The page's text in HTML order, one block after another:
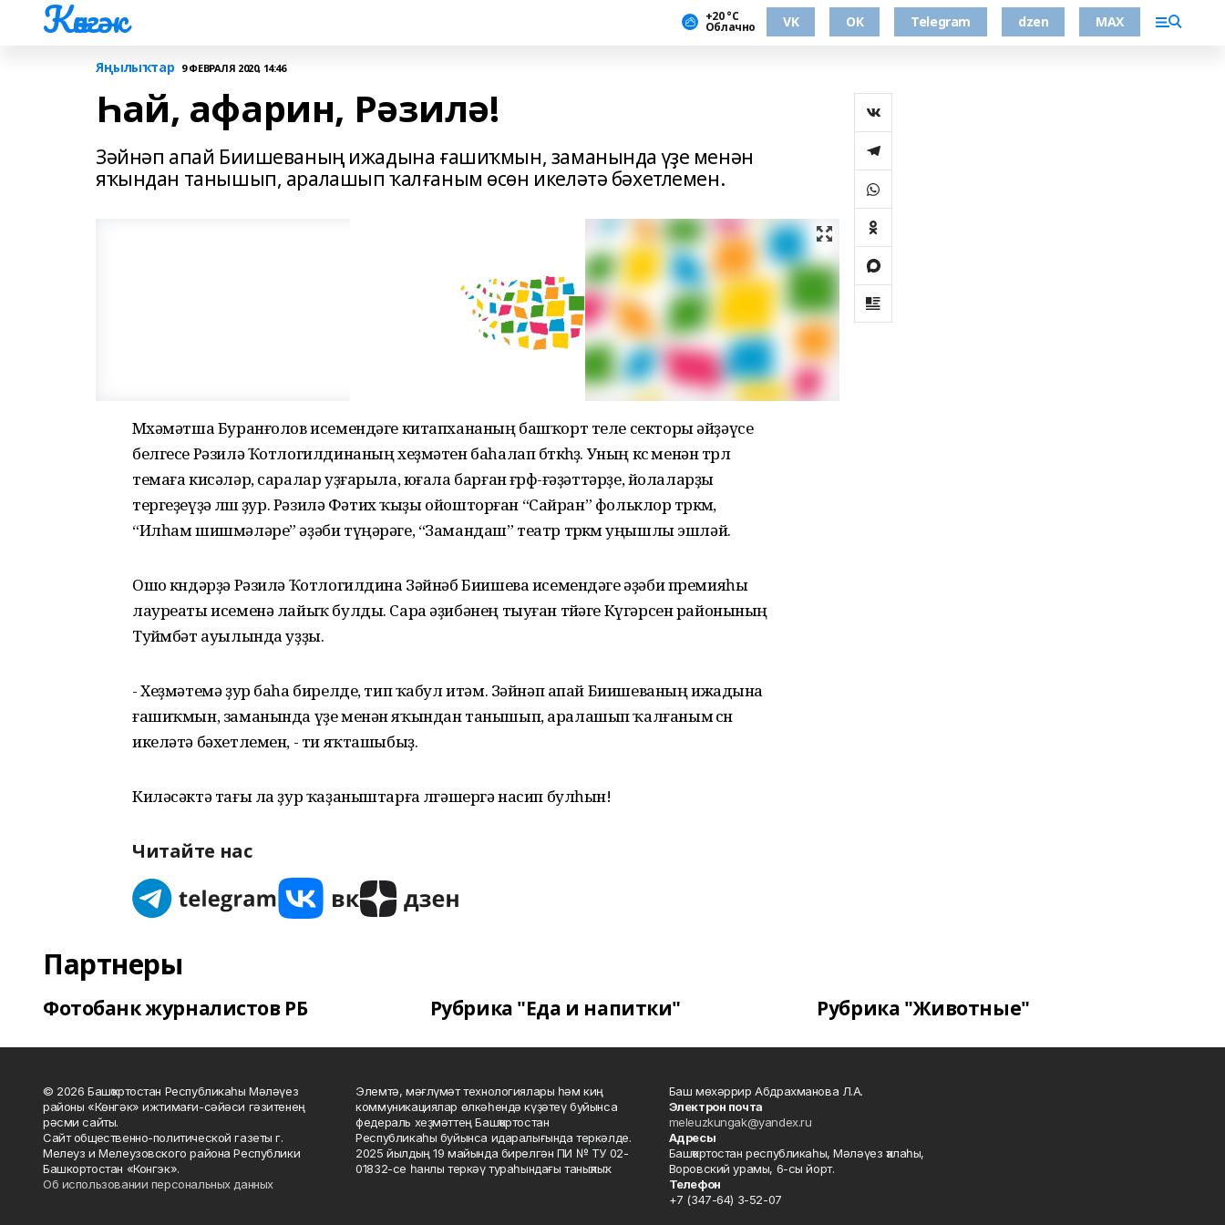
Көнгәк +20 °С
Облачно VK ОК Telegram dzen MAX
Яңылыҡтар 9 ФЕВРАЛЯ 2020, 14:46
Һай, афарин, Рәзилә!
Зәйнәп апай Биишеваның ижадына ғашиҡмын, заманында үҙе менән
яҡындан танышып, аралашып ҡалғаным өсөн икеләтә бәхетлемен.
Мөхәмәтша Буранғолов исемендәге китапхананың башҡорт теле секторы әйҙәүсе
белгесе Рәзилә Ҡотлогилдинаның хеҙмәтен баһалап бөткөһөҙ. Уның көсө менән төрлө
темаға кисәләр, саралар уҙғарыла, юғала барған ғөрөф-ғәҙәттәрҙе, йолаларҙы
тергеҙеүҙә өлөшө ҙур. Рәзилә Фәтих ҡыҙы ойошторған “Сайран” фольклор төркөмө,
“Илһам шишмәләре” әҙәби түңәрәге, “Замандаш” театр төркөмө уңышлы эшләй.
Ошо көндәрҙә Рәзилә Ҡотлогилдина Зәйнәб Биишева исемендәге әҙәби премияһы
лауреаты исеменә лайыҡ булды. Сара әҙибәнең тыуған төйәге Күгәрсен районының
Туйөмбәт ауылында уҙҙы.
- Хеҙмәтемә ҙур баһа бирелде, тип ҡабул итәм. Зәйнәп апай Биишеваның ижадына
ғашиҡмын, заманында үҙе менән яҡындан танышып, аралашып ҡалғаным өсөн
икеләтә бәхетлемен, - ти яҡташыбыҙ.
Киләсәктә тағы ла ҙур ҡаҙаныштарға өлгәшергә насип булһын!
Читайте нас
Партнеры
Фотобанк журналистов РБ Рубрика "Еда и напитки" Рубрика "Животные"
© 2026 Башҡортостан Республикаһы Мәләүез
районы «Көнгәк» ижтимағи-сәйәси гәзитенең
рәсми сайты.
Сайт общественно-политической газеты г.
Мелеуз и Мелеузовского района Республики
Башкортостан «Конгэк».
Об использовании персональных данных
Элемтә, мәғлүмәт технологиялары һәм киң
коммуникациялар өлкәһендә күҙәтеү буйынса
федераль хеҙмәттең Башҡортостан
Республикаһы буйынса идаралығында теркәлде.
2025 йылдың 19 майында бирелгән ПИ № ТУ 02-
01832-се һанлы теркәү тураһындағы таныҡлыҡ.
Баш мөхәррир Абдрахманова Л.А.
Электрон почта
meleuzkungak@yandex.ru
Адресы
Башҡортостан республикаһы, Мәләүез ҡалаһы,
Воровский урамы, 6-сы йорт.
Телефон
+7 (347-64) 3-52-07